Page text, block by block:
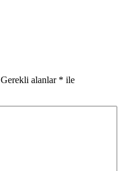
Gerekli alanlar * ile